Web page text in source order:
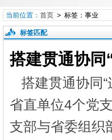
当前位置： 首页> 标签：事业
标签匹配
搭建贯通协同
搭建贯通协同
省直单位4个党
支部与省委组织